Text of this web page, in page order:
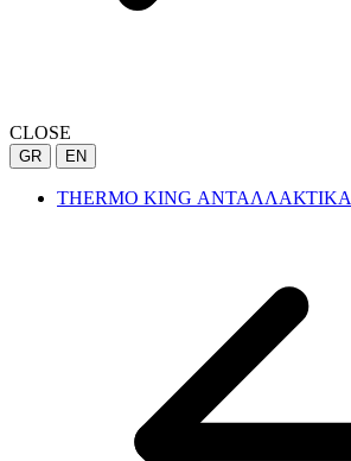
CLOSE
GR EN
THERMO KING ΑΝΤΑΛΛΑΚΤΙΚΑ